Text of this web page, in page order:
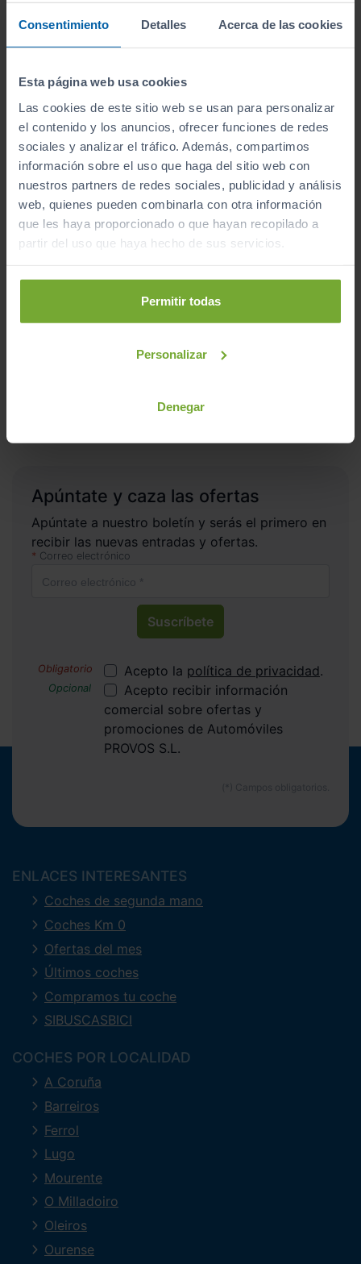
Consentimiento Detalles Acerca de las cookies
Esta página web usa cookies
Las cookies de este sitio web se usan para personalizar
el contenido y los anuncios, ofrecer funciones de redes
sociales y analizar el tráfico. Además, compartimos
información sobre el uso que haga del sitio web con
nuestros partners de redes sociales, publicidad y análisis
web, quienes pueden combinarla con otra información
que les haya proporcionado o que hayan recopilado a
partir del uso que haya hecho de sus servicios.
Permitir todas
Personalizar
Denegar
Acepto lapolítica de privacidad
Acepto recibir información
comercial sobre ofertas y
promociones de Automóviles PROVOS
S.L.
Quiero que me avisen
CITROEN
CITROEN C4 x
Apúntate y caza las ofertas
Apúntate a nuestro boletín y serás el primero en
recibir las nuevas entradas y ofertas.
Correo electrónico
Suscríbete
Acepto la política de privacidad.
Acepto recibir información
comercial sobre ofertas y
promociones de Automóviles
PROVOS S.L.
ENLACES INTERESANTES
Coches de segunda mano
Coches Km 0
Ofertas del mes
Últimos coches
Compramos tu coche
SIBUSCASBICI
COCHES POR LOCALIDAD
A Coruña
Barreiros
Ferrol
Lugo
Mourente
O Milladoiro
Oleiros
Ourense